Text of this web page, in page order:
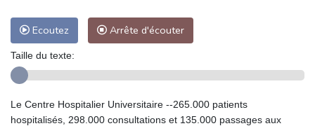
Ecoutez Arrête d'écouter
Taille du texte:
Le Centre Hospitalier Universitaire --265.000 patients
hospitalisés, 298.000 consultations et 135.000 passages aux